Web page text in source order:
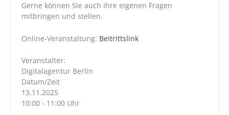
Gerne können Sie auch Ihre eigenen Fragen
mitbringen und stellen.
Online-Veranstaltung: Beitrittslink
Veranstalter:
Digitalagentur Berlin
Datum/Zeit
13.11.2025
10:00 - 11:00 Uhr